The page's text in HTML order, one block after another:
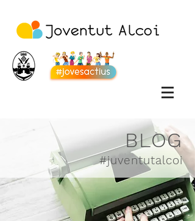
BLOG
#juventutalcoi